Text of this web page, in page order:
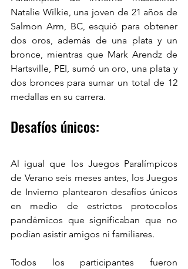
Natalie Wilkie, una joven de 21 años de
Salmon Arm, BC, esquió para obtener
dos oros, además de una plata y un
bronce, mientras que Mark Arendz de
Hartsville, PEI, sumó un oro, una plata y
dos bronces para sumar un total de 12
medallas en su carrera.
Desafíos únicos:
Al igual que los Juegos Paralímpicos
de Verano seis meses antes, los Juegos
de Invierno plantearon desafíos únicos
en medio de estrictos protocolos
pandémicos que significaban que no
podían asistir amigos ni familiares.
Todos los participantes fueron